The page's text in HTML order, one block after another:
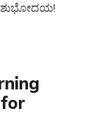
ಶುಭೋದಯ!
for